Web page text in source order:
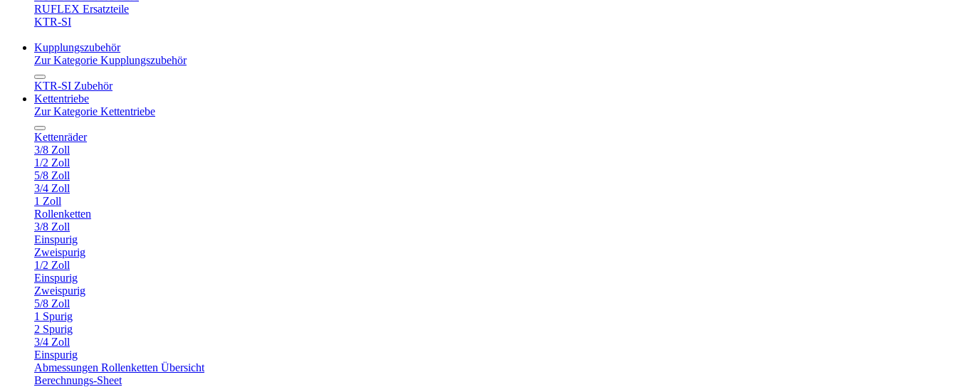
RUFLEX Ersatzteile
KTR-SI
Kupplungszubehör
Zur Kategorie Kupplungszubehör
KTR-SI Zubehör
Kettentriebe
Zur Kategorie Kettentriebe
Kettenräder
3/8 Zoll
1/2 Zoll
5/8 Zoll
3/4 Zoll
1 Zoll
Rollenketten
3/8 Zoll
Einspurig
Zweispurig
1/2 Zoll
Einspurig
Zweispurig
5/8 Zoll
1 Spurig
2 Spurig
3/4 Zoll
Einspurig
Abmessungen Rollenketten Übersicht
Berechnungs-Sheet